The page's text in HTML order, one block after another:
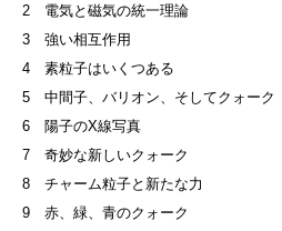
2 電気と磁気の統一理論
3 強い相互作用
4 素粒子はいくつある
5 中間子、バリオン、そしてクォーク
6 陽子のX線写真
7 奇妙な新しいクォーク
8 チャーム粒子と新たな力
9 赤、緑、青のクォーク